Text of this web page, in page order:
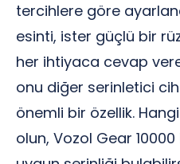
tercihlere göre
esinti, ister güçlü bir
her ihtiyaca cevap
onu diğer serinletici
önemli bir özellik.
olun, Vozol Gear